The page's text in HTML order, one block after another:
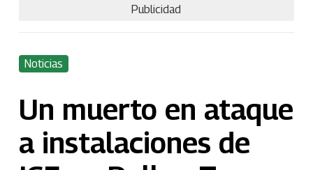
Publicidad
Noticias
Un muerto en ataque
a instalaciones de